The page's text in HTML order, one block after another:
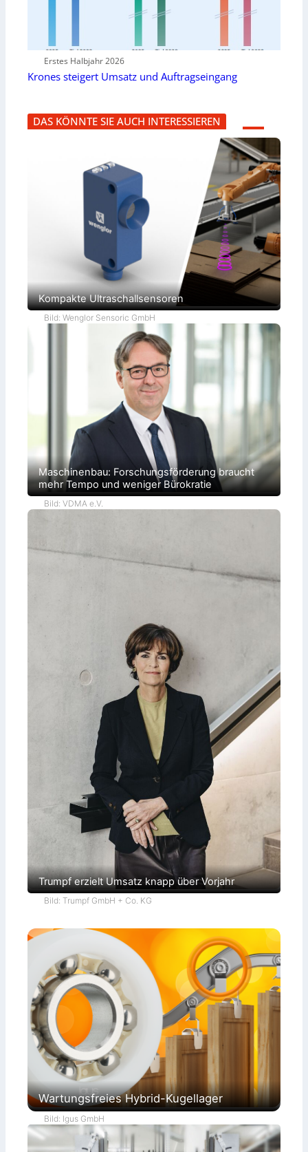
Erstes Halbjahr 2026
Krones steigert Umsatz und Auftragseingang
DAS KÖNNTE SIE AUCH INTERESSIEREN
Kompakte Ultraschallsensoren
Bild: Wenglor Sensoric GmbH
Maschinenbau: Forschungsförderung braucht
mehr Tempo und weniger Bürokratie
Bild: VDMA e.V.
Trumpf erzielt Umsatz knapp über Vorjahr
Bild: Trumpf GmbH + Co. KG
Wartungsfreies Hybrid-Kugellager
Bild: Igus GmbH